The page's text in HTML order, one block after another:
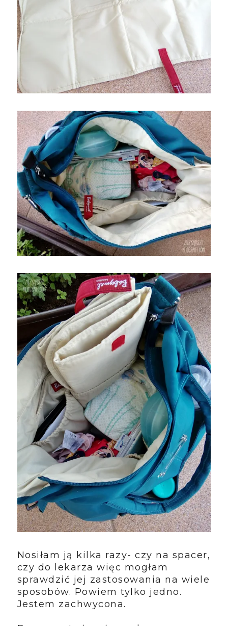
Nosiłam ją kilka razy- czy na spacer,
czy do lekarza więc mogłam
sprawdzić jej zastosowania na wiele
sposobów. Powiem tylko jedno.
Jestem zachwycona.